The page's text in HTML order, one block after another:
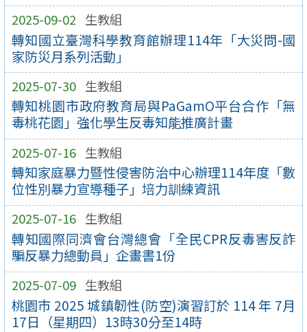
2025-09-02 生教組
轉知國立臺灣科學教育館辦理114年「大災問-國
家防災月系列活動」
2025-07-30 生教組
轉知桃園市政府教育局與PaGamO平台合作「無
毒桃花園」強化學生反毒知能推廣計畫
2025-07-16 生教組
轉知家庭暴力暨性侵害防治中心辦理114年度「數
位性別暴力宣導種子」培力訓練資訊
2025-07-16 生教組
轉知國際同濟會台灣總會「全民CPR反毒害反詐
騙反暴力總動員」企畫書1份
2025-07-09 生教組
桃園市 2025 城鎮韌性(防空)演習訂於 114 年 7月
17日（星期四）13時30分至14時